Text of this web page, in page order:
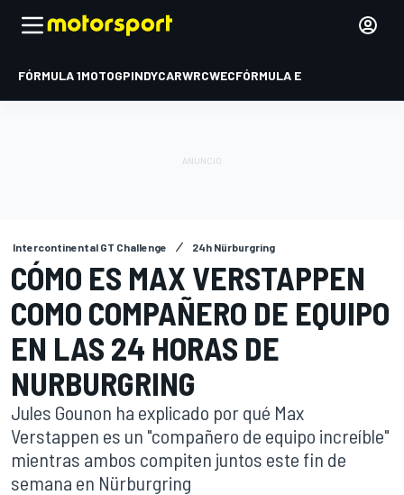
FÓRMULA 1MOTOGPINDYCARWRCWECFÓRMULA E
Intercontinental GT Challenge 24h Nürburgring
CÓMO ES MAX VERSTAPPEN
COMO COMPAÑERO DE EQUIPO
EN LAS 24 HORAS DE
NURBURGRING
Jules Gounon ha explicado por qué Max
Verstappen es un "compañero de equipo increíble"
mientras ambos compiten juntos este fin de
semana en Nürburgring